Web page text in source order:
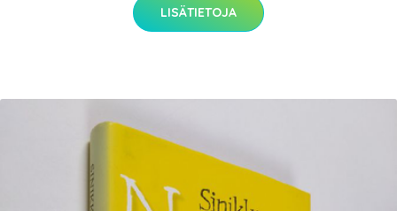
LISÄTIETOJA